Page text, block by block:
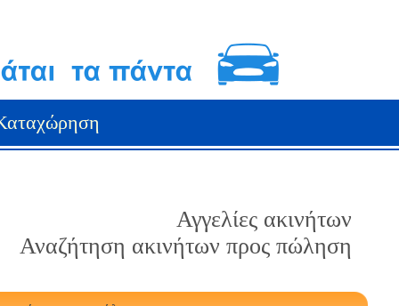
Αγγελίες ακινήτων
Αναζήτηση ακινήτων προς πώληση